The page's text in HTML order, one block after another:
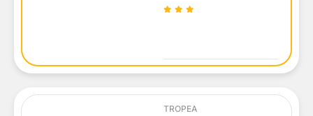
TROPEA